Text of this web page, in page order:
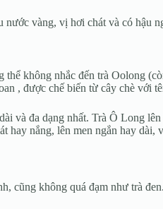
nước vàng, vị hơi chát và có hậu
thể không nhắc đến trà Oolong
, được chế biến từ cây chè với
và đa dạng nhất. Trà Ô Long
hay nắng, lên men ngắn hay
cũng không quá đạm như trà